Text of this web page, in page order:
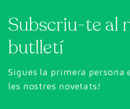
Subscriu-te al
butlletí
Sigues la primera persona
les nostres novetats!